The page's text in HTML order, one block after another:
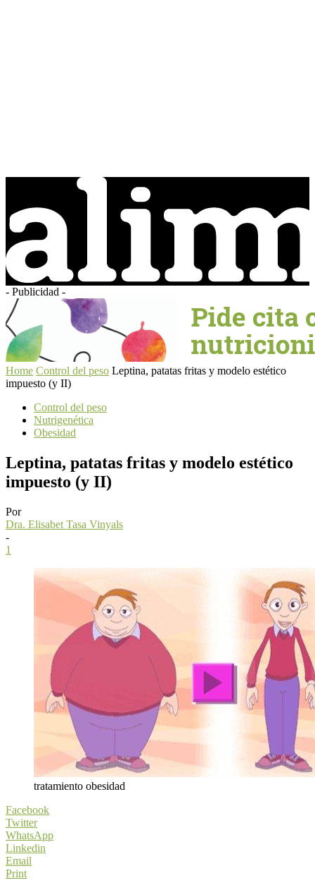
- Publicidad -
Home Control del peso Leptina, patatas fritas y modelo estético
impuesto (y II)
Control del peso
Nutrigenética
Obesidad
Leptina, patatas fritas y modelo estético
impuesto (y II)
Por
Dra. Elisabet Tasa Vinyals
-
1
tratamiento obesidad
Facebook
Twitter
WhatsApp
Linkedin
Email
Print